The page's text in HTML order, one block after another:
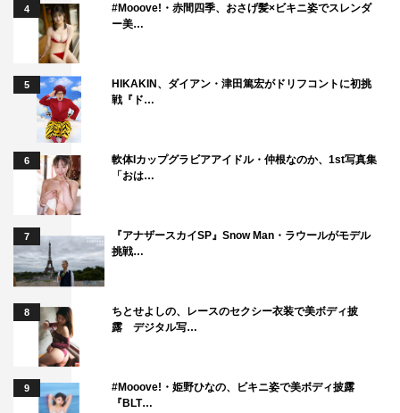
4
#Mooove!・赤間四季、おさげ髪×ビキニ姿でスレンダ
ー美…
5
HIKAKIN、ダイアン・津田篤宏がドリフコントに初挑
戦『ド…
6
軟体Iカップグラビアアイドル・仲根なのか、1st写真集
「おは…
7
『アナザースカイSP』Snow Man・ラウールがモデル
挑戦…
8
ちとせよしの、レースのセクシー衣装で美ボディ披
露 デジタル写…
9
#Mooove!・姫野ひなの、ビキニ姿で美ボディ披露
『BLT…